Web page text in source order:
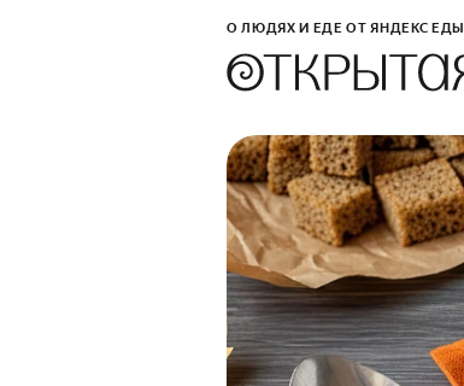
О ЛЮДЯХ И ЕДЕ ОТ ЯНДЕКС ЕДЫ